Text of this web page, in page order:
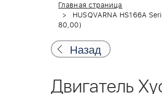
Главная страница
HUSQVARNA HS166A
80,00)
Назад
Двигатель